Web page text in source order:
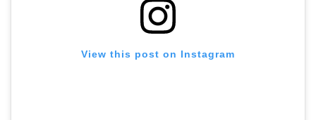
View this post on Instagram